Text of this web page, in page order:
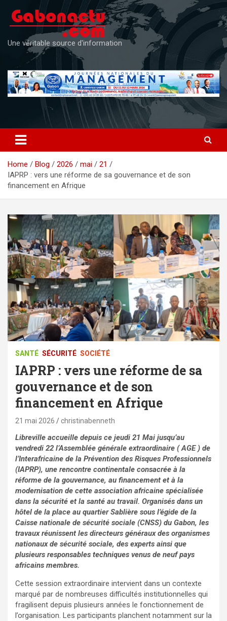
content
Une véritable source d'information
Home Blog 2026 mai
21
IAPRP : vers une réforme de sa gouvernance et de son
financement en Afrique
SANTÉ SÉCURITÉ SOCIÉTÉ
IAPRP : vers une réforme de sa
gouvernance et de son
financement en Afrique
21 mai 2026 christinabenneth
Libreville accueille depuis ce jeudi 21 Mai jusqu’au
vendredi 22 l’Assemblée générale extraordinaire ( AGE ) de
l’Interafricaine de la Prévention des Risques Professionnels
(IAPRP), une rencontre continentale consacrée à la
réforme de la gouvernance, au financement et à la
modernisation de cette association africaine spécialisée
dans la sécurité et la santé au travail. Organisés dans un
hôtel de la place au quartier Sablière sous l’égide de la
Caisse nationale de sécurité sociale (CNSS) du Gabon, les
travaux réunissent les directeurs généraux des organismes
nationaux de sécurité sociale, des experts ainsi que
plusieurs responsables techniques venus de neuf pays
africains membres.
Cette session extraordinaire intervient dans un contexte
marqué par de nombreuses difficultés institutionnelles qui
fragilisent depuis plusieurs années le fonctionnement de
l’organisation. Les participants planchent notamment sur la